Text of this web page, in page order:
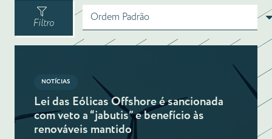
Filtro
NOTÍCIAS
Lei das Eólicas Offshore é sancionada
com veto a “jabutis” e benefício às
renováveis mantido